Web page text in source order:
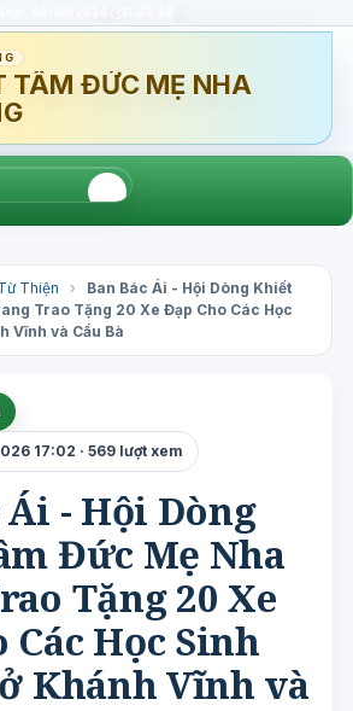
TÂM ĐỨC MẸ NHA
Thiện ›
Ban Bác Ái - Hội Dòng Khiết
Trao Tặng 20 Xe Đạp Cho Các Học
Vĩnh và Cầu Bà
17:02 · 569 lượt xem
Ái - Hội Dòng
Đức Mẹ Nha
Tặng 20 Xe
Các Học Sinh
Khánh Vĩnh và